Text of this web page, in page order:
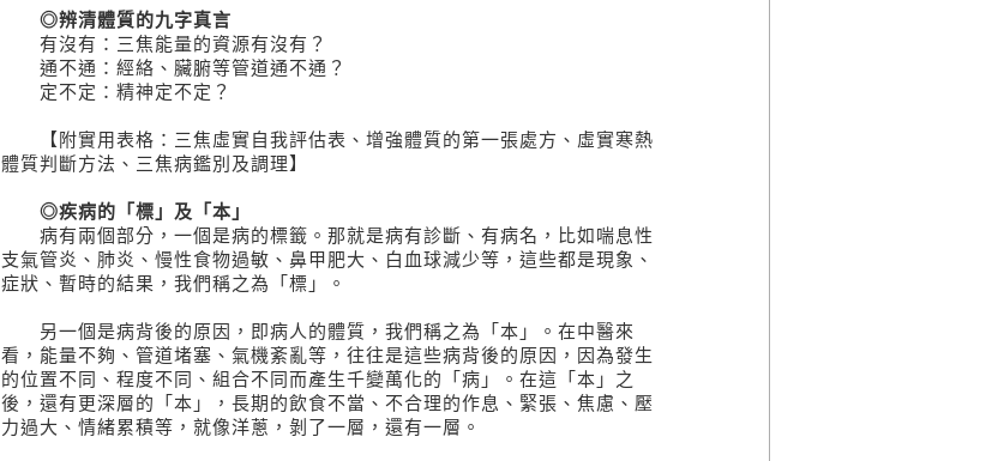
◎辨清體質的九字真言
有沒有：三焦能量的資源有沒有？
通不通：經絡、臟腑等管道通不通？
定不定：精神定不定？
【附實用表格：三焦虛實自我評估表、增強體質的第一張處方、虛實寒熱
體質判斷方法、三焦病鑑別及調理】
◎疾病的「標」及「本」
病有兩個部分，一個是病的標籤。那就是病有診斷、有病名，比如喘息性
支氣管炎、肺炎、慢性食物過敏、鼻甲肥大、白血球減少等，這些都是現象、
症狀、暫時的結果，我們稱之為「標」。
另一個是病背後的原因，即病人的體質，我們稱之為「本」。在中醫來
看，能量不夠、管道堵塞、氣機紊亂等，往往是這些病背後的原因，因為發生
的位置不同、程度不同、組合不同而產生千變萬化的「病」。在這「本」之
後，還有更深層的「本」，長期的飲食不當、不合理的作息、緊張、焦慮、壓
力過大、情緒累積等，就像洋蔥，剝了一層，還有一層。